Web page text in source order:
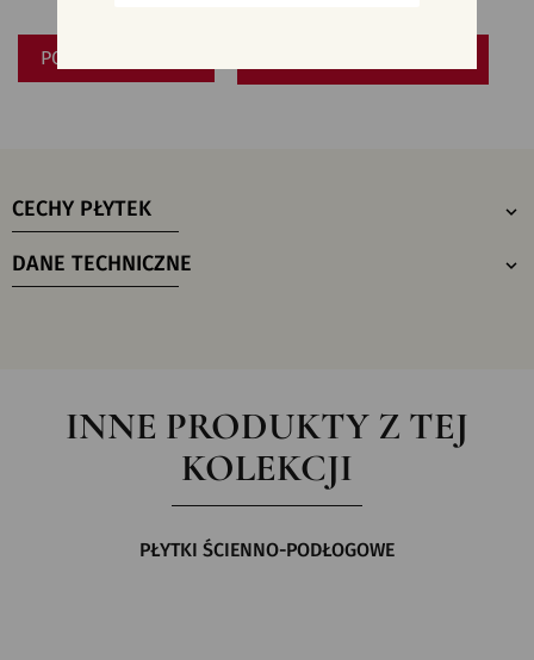
POBIERZ/DRUKUJ
CECHY PŁYTEK
DANE TECHNICZNE
INNE PRODUKTY Z TEJ
KOLEKCJI
PŁYTKI ŚCIENNO-PODŁOGOWE